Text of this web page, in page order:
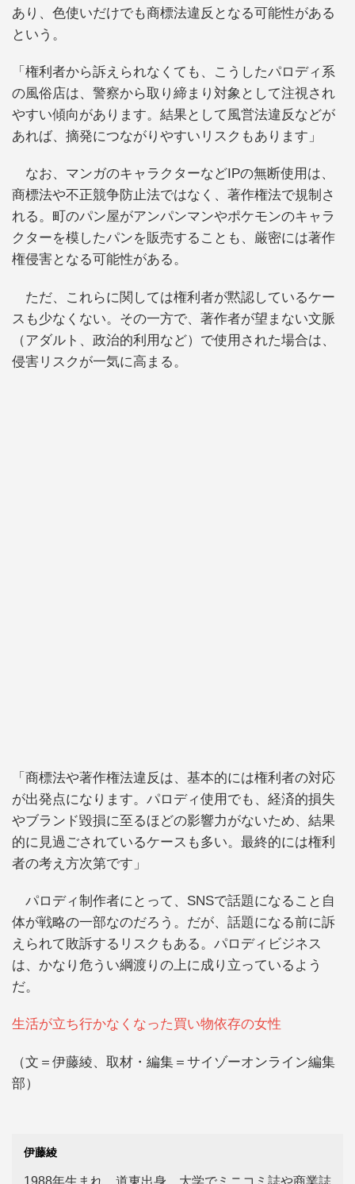
あり、色使いだけでも商標法違反となる可能性がある
という。
「権利者から訴えられなくても、こうしたパロディ系
の風俗店は、警察から取り締まり対象として注視され
やすい傾向があります。結果として風営法違反などが
あれば、摘発につながりやすいリスクもあります」
なお、マンガのキャラクターなどIPの無断使用は、
商標法や不正競争防止法ではなく、著作権法で規制さ
れる。町のパン屋がアンパンマンやポケモンのキャラ
クターを模したパンを販売することも、厳密には著作
権侵害となる可能性がある。
ただ、これらに関しては権利者が黙認しているケー
スも少なくない。その一方で、著作者が望まない文脈
（アダルト、政治的利用など）で使用された場合は、
侵害リスクが一気に高まる。
「商標法や著作権法違反は、基本的には権利者の対応
が出発点になります。パロディ使用でも、経済的損失
やブランド毀損に至るほどの影響力がないため、結果
的に見過ごされているケースも多い。最終的には権利
者の考え方次第です」
パロディ制作者にとって、SNSで話題になること自
体が戦略の一部なのだろう。だが、話題になる前に訴
えられて敗訴するリスクもある。パロディビジネス
は、かなり危うい綱渡りの上に成り立っているよう
だ。
生活が立ち行かなくなった買い物依存の女性
（文＝伊藤綾、取材・編集＝サイゾーオンライン編集
部）
伊藤綾
1988年生まれ。道東出身。大学でミニコミ誌や商業誌